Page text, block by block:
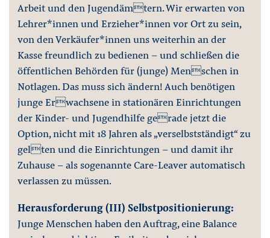
Arbeit und den Jugendämtern. Wir erwarten von
Lehrer*innen und Erzieher*innen vor Ort zu sein,
von den Verkäufer*innen uns weiterhin an der
Kasse freundlich zu bedienen – und schließen die
öffentlichen Behörden für (junge) Menschen in
Notlagen. Das muss sich ändern! Auch benötigen
junge Erwachsene in stationären Einrichtungen
der Kinder- und Jugendhilfe gerade jetzt die
Option, nicht mit 18 Jahren als „verselbstständigt“ zu
gelten und die Einrichtungen – und damit ihr
Zuhause – als sogenannte Care-Leaver automatisch
verlassen zu müssen.
Herausforderung (III) Selbstpositionierung:
Junge Menschen haben den Auftrag, eine Balance